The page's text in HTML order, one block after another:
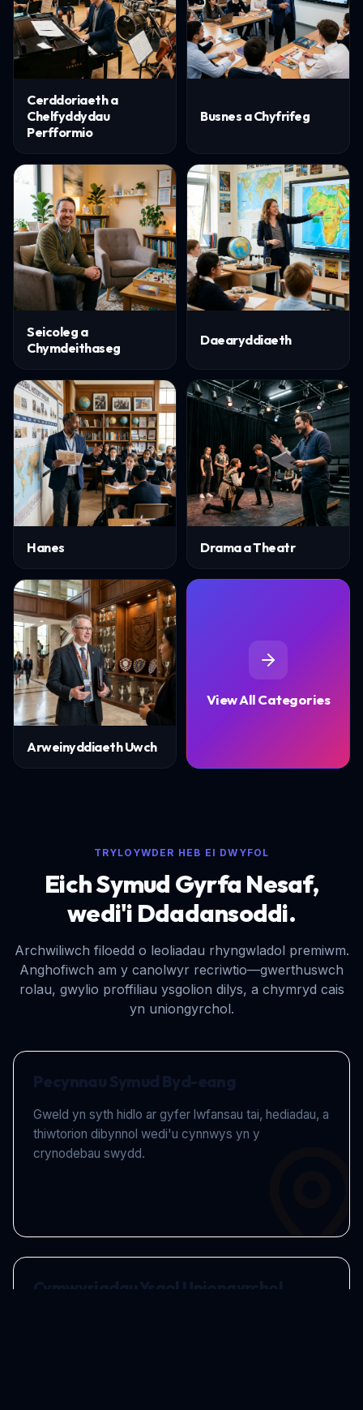
Cerddoriaeth a
Chelfyddydau
Perfformio
Busnes a Chyfrifeg
Seicoleg a
Chymdeithaseg
Daearyddiaeth
Hanes Drama a Theatr
Arweinyddiaeth Uwch
View All Categories
TRYLOYWDER HEB EI DWYFOL
Eich Symud Gyrfa Nesaf,
wedi'i Ddadansoddi.
Archwiliwch filoedd o leoliadau rhyngwladol premiwm.
Anghofiwch am y canolwyr recriwtio—gwerthuswch
rolau, gwylio proffiliau ysgolion dilys, a chymryd cais
yn uniongyrchol.
Pecynnau Symud Byd-eang
Gweld yn syth hidlo ar gyfer lwfansau tai, hediadau, a
thiwtorion dibynnol wedi'u cynnwys yn y
crynodebau swydd.
Cymwysiadau Ysgol Uniongyrchol